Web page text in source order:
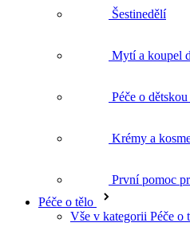
Šestinedělí
Mytí a koupel
Péče o
Krémy a
První pomoc
Péče o tělo
Vše v kategorii Péče o